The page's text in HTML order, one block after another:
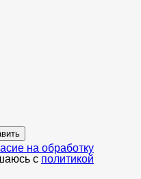
на обработку
с политикой